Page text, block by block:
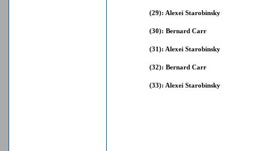
(29): Alexei Starobinsky
(30): Bernard Carr
(31): Alexei Starobinsky
(32): Bernard Carr
(33): Alexei Starobinsky